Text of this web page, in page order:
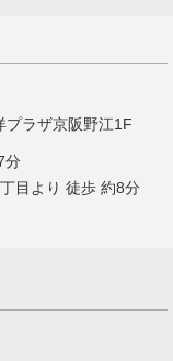
プラザ京阪野江1F
分
目より 徒歩 約8分